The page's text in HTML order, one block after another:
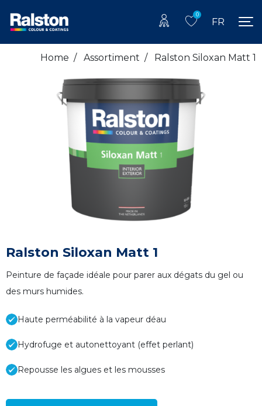
0
FR
Home / Assortiment / Ralston Siloxan Matt 1
Ralston Siloxan Matt 1
Peinture de façade idéale pour parer aux dégats du gel ou
des murs humides.
Haute perméabilité à la vapeur déau
Hydrofuge et autonettoyant (effet perlant)
Repousse les algues et les mousses